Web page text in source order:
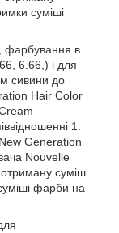
суміші
фарбування в
6.66,) і для
сивини до
Hair Color
1:
Generation
Nouvelle
суміш
фарби на